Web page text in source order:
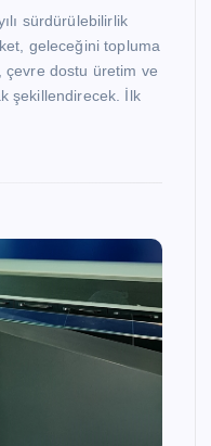
sürdürülebilirlik
geleceğini topluma
çevre dostu üretim ve
şekillendirecek. İlk